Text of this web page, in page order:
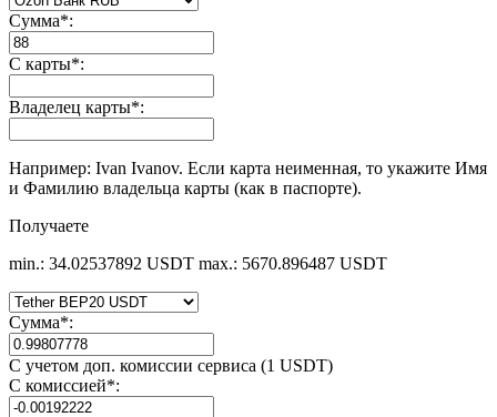
Сумма*:
С карты*:
Владелец карты*:
Например: Ivan Ivanov. Если карта неименная, то укажите Имя
и Фамилию владельца карты (как в паспорте).
Получаете
min.: 34.02537892 USDT max.: 5670.896487 USDT
Сумма*:
С учетом доп. комиссии сервиса (1 USDT)
С комиссией*: